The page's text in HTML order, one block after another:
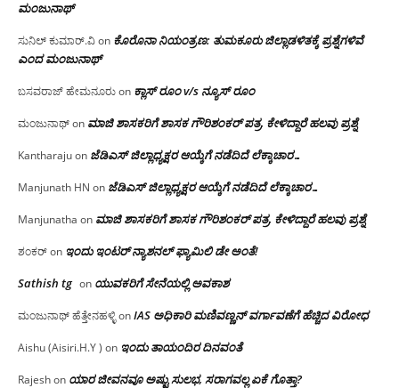
ಮಂಜು‌ನಾಥ್
ಸುನಿಲ್ ಕುಮಾರ್.ವಿon ಕೊರೊನಾ ನಿಯಂತ್ರಣ: ತುಮಕೂರು ಜಿಲ್ಲಾಡಳಿತಕ್ಕೆ ಪ್ರಶ್ನೆಗಳಿವೆ
ಎಂದ ಮಂಜು‌ನಾಥ್
ಬಸವರಾಜ್ ಹೇಮನೂರುon ಕ್ಲಾಸ್ ರೂಂ v/s ನ್ಯೂಸ್ ರೂಂ
ಮಂಜುನಾಥ್on ಮಾಜಿ ಶಾಸಕರಿಗೆ ಶಾಸಕ ಗೌರಿಶಂಕರ್ ಪತ್ರ, ಕೇಳಿದ್ದಾರೆ ಹಲವು ಪ್ರಶ್ನೆ
Kantharajuon ಜೆಡಿಎಸ್ ಜಿಲ್ಲಾಧ್ಯಕ್ಷರ ಆಯ್ಕೆಗೆ ನಡೆದಿದೆ ಲೆಕ್ಕಾಚಾರ…
Manjunath HN on ಜೆಡಿಎಸ್ ಜಿಲ್ಲಾಧ್ಯಕ್ಷರ ಆಯ್ಕೆಗೆ ನಡೆದಿದೆ ಲೆಕ್ಕಾಚಾರ…
Manjunatha on ಮಾಜಿ ಶಾಸಕರಿಗೆ ಶಾಸಕ ಗೌರಿಶಂಕರ್ ಪತ್ರ, ಕೇಳಿದ್ದಾರೆ ಹಲವು ಪ್ರಶ್ನೆ
ಶಂಕರ್on ಇಂದು ಇಂಟರ್ ನ್ಯಾಶನಲ್ ಫ್ಯಾಮಿಲಿ ಡೇ ಅಂತೆ!
Sathish tg on ಯುವಕರಿಗೆ ಸೇನೆಯಲ್ಲಿ ಅವಕಾಶ
ಮಂಜುನಾಥ್ ಹೆತ್ತೇನಹಳ್ಳಿonIAS ಅಧಿಕಾರಿ ಮಣಿವಣ್ಣನ್ ವರ್ಗಾವಣೆಗೆ ಹೆಚ್ಚಿದ‌ ವಿರೋಧ
Aishu (Aisiri.H.Y ) on ಇಂದು ತಾಯಂದಿರ ದಿನವಂತೆ
Rajeshon ಯಾರ ಜೀವನವೂ ಅಷ್ಟು ಸುಲಭ, ಸರಾಗವಲ್ಲ ಏಕೆ ಗೊತ್ತಾ?